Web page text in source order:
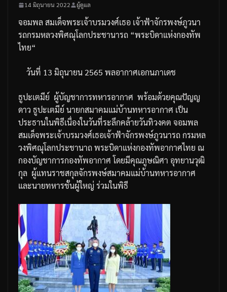
14 มิถุนายน 2022 ผู้ดูแล
จอมพล สมเด็จพระเจ้าบรมวงศ์เธอ เจ้าฟ้าจักรพงษ์ภูวนา
รถกรมหลวงพิศณุโลกประชานารถ “พระบิดาแห่งกองทัพ
ไทย“
วันที่ 13 มิถุนายน 2565 พลอากาศเอกนภาเดช
ธูปะเตมีย์ ผู้บัญชาการทหารอากาศ พร้อมด้วยคุณปัญญ
ดาว ธูปะเตมีย์ นายกสมาคมแม่บ้านทหารอากาศ เป็น
ประธานในพิธีเนื่องในวันที่ระลึกคล้ายวันทิวงคต จอมพล
สมเด็จพระเจ้าบรมวงศ์เธอเจ้าฟ้าจักรพงษ์ภูวนารถ กรมหล
วงพิศณุโลกประชานาถ พระบิดาแห่งกองทัพอากาศไทย ณ
กองบัญชาการกองทัพอากาศ โดยมีคุณภูษณิศา อุทยานวุฒิ
กุล ผู้แทนราชสกุลจักรพงษ์สมาคมแม่บ้านทหารอากาศ
และนายทหารชั้นผู้ใหญ่ ร่วมในพิธี